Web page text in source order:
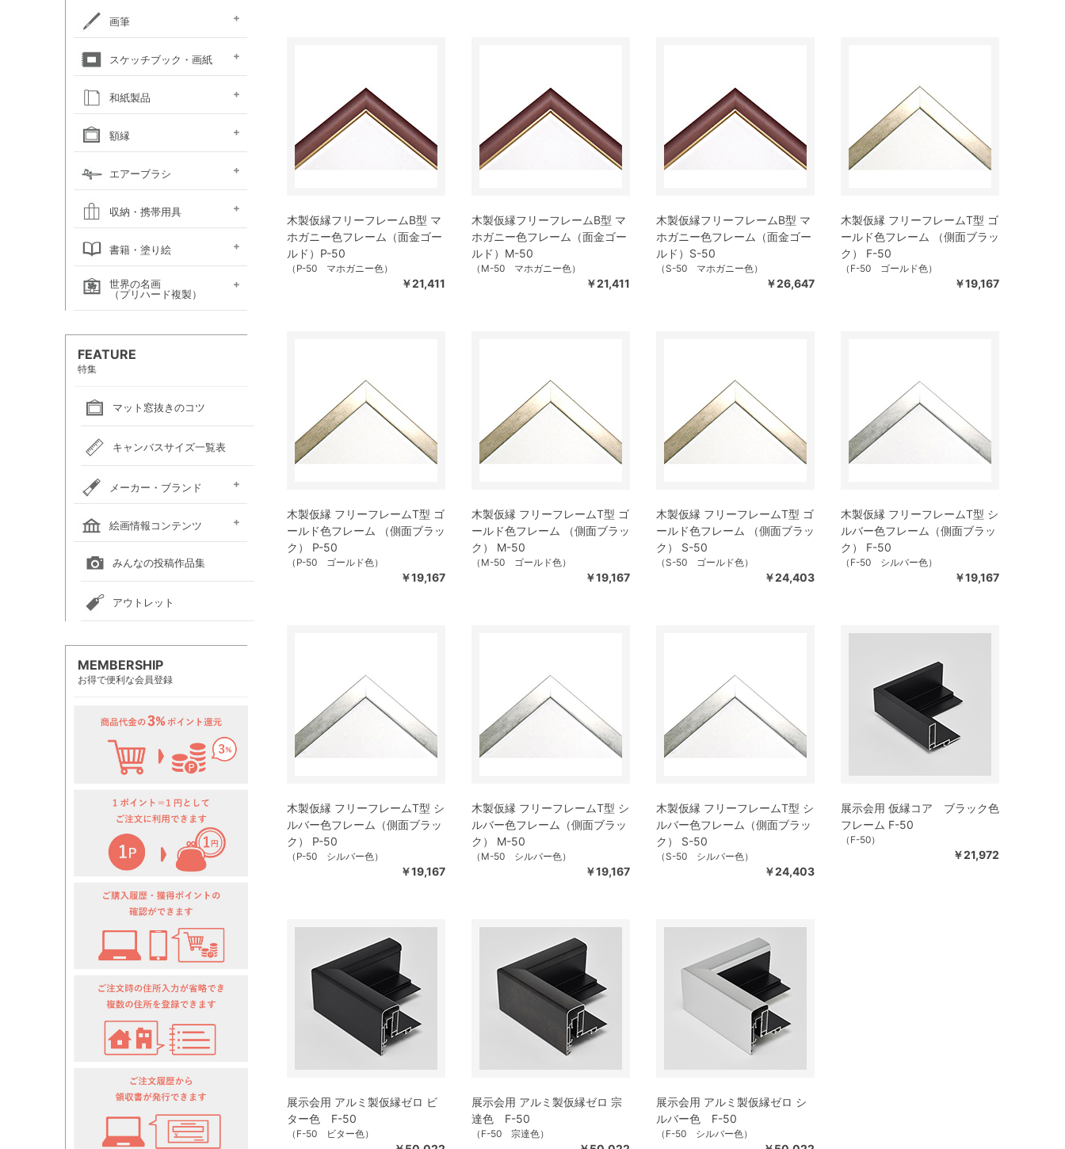
鉛筆セット
画用木炭
モデル人形
デッサン関連用品
ロットリング
W&N ドローイングインク
画筆
油彩筆セット
油彩用ラウンド（丸筆）
（丸平筆）
油彩用フラット（平筆）
油彩用ファン（扇型）
油絵用刷毛
水彩筆セット
水彩用ラウンド（丸筆）
水彩用フラット（平筆）
（日本画・デザイン用）
（日本画・デザイン用）
（日本画・デザイン用）
（日本画・デザイン用）
（日本画・デザイン用）
（日本画・デザイン用）
（日本画・デザイン用）
（日本画・デザイン用）
化粧筆
絵手紙用筆
スケッチブック・画紙
アルシュ水彩紙
モンバルキャンソン
ファインフェース
キャンソンXL
アルビレオ水彩紙
クレスター水彩紙
フォード水彩紙
アヴァロン水彩紙
ラングトン水彩紙
ワトソン水彩紙
ホワイトワトソン水彩紙
TACスケッチブック
W&N コットマン水彩紙
ナル水彩紙
スケッチブック 並口
オリーブシリーズ厚口
メダリオン特厚口
マルマン ヴィフアール
マルマン ソーホー
マルマン 麻表紙
クロッキーブック
クレイドクロッキー
セクションクロッキー
スタンダードクロッキー
キャンソン ミ・タント
パステルワトソン
パステルマーメイド
パステルブック
ペーパーセレクション
ポストカード
カラージェッソペーパー
水彩色紙
和紙製品
和紙・絵絹・転写紙
日本画用麻紙ボールド
水墨画用紙
ファイル
芳名帳・仮巻
額縁
油彩用額縁 (木製)
仮額縁
(マット付)
(マット無し)
軽量フレーム・イレパネ
色紙額
額用金具
エアーブラシ
ハンドピース
コンプレッサー
システムパーツ（部品）
エアーブラシ関連用品
収納・携帯用具
ポートフォリオ
キャンバスバッグ
キャンバスバッグ
スケッチバッグ各種
スケッチバッグ
エプロン
書籍・塗り絵
絵画関連書籍
塗り絵
世界の名画
（プリハード複製）
FEATURE
特集
マット窓抜きのコツ
キャンバスサイズ一覧表
メーカー・ブランド
ホルベイン
クサカベ
レンブラント
ヴァンゴッホ
アムステルダム
リキテックス
ウィンザー＆ニュートン
ダーウェント
ターナー色彩
ファーバーカステル
吉祥
ナカガワ胡粉絵具
マルマン
瀬尾製額所
名村大成堂
マルオカ
すべてのメーカー・ブランド
絵画情報コンテンツ
全国の絵画教室一覧
全国の美術館一覧
全国の画廊一覧
みんなの投稿作品集
アウトレット
MEMBERSHIP
お得で便利な会員登録
木製仮縁フリーフレームB型 マ
ホガニー色フレーム（面金ゴー
ルド）P-50
（P-50 マホガニー色）
￥21,411
木製仮縁フリーフレームB型 マ
ホガニー色フレーム（面金ゴー
ルド）M-50
（M-50 マホガニー色）
￥21,411
木製仮縁フリーフレームB型 マ
ホガニー色フレーム（面金ゴー
ルド）S-50
（S-50 マホガニー色）
￥26,647
木製仮縁 フリーフレームT型 ゴ
ールド色フレーム （側面ブラッ
ク） F-50
（F-50 ゴールド色）
￥19,167
木製仮縁 フリーフレームT型 ゴ
ールド色フレーム （側面ブラッ
ク） P-50
（P-50 ゴールド色）
￥19,167
木製仮縁 フリーフレームT型 ゴ
ールド色フレーム （側面ブラッ
ク） M-50
（M-50 ゴールド色）
￥19,167
木製仮縁 フリーフレームT型 ゴ
ールド色フレーム （側面ブラッ
ク） S-50
（S-50 ゴールド色）
￥24,403
木製仮縁 フリーフレームT型 シ
ルバー色フレーム（側面ブラッ
ク） F-50
（F-50 シルバー色）
￥19,167
木製仮縁 フリーフレームT型 シ
ルバー色フレーム（側面ブラッ
ク） P-50
（P-50 シルバー色）
￥19,167
木製仮縁 フリーフレームT型 シ
ルバー色フレーム（側面ブラッ
ク） M-50
（M-50 シルバー色）
￥19,167
木製仮縁 フリーフレームT型 シ
ルバー色フレーム（側面ブラッ
ク） S-50
（S-50 シルバー色）
￥24,403
展示会用 仮縁コア ブラック色
フレーム F-50
（F-50）
￥21,972
展示会用 アルミ製仮縁ゼロ ビ
ター色 F-50
（F-50 ビター色）
展示会用 アルミ製仮縁ゼロ 宗
達色 F-50
（F-50 宗達色）
展示会用 アルミ製仮縁ゼロ シ
ルバー色 F-50
（F-50 シルバー色）